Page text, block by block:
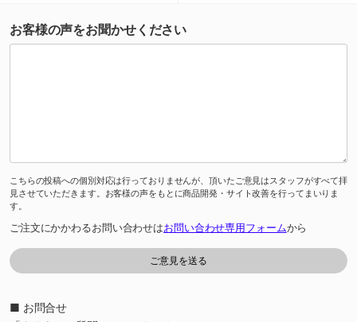
お客様の声をお聞かせください
こちらの投稿への個別対応は行っておりませんが、頂いたご意見はスタッフがすべて拝
見させていただきます。お客様の声をもとに商品開発・サイト改善を行ってまいりま
す。
ご注文にかかわるお問い合わせはお問い合わせ専用フォームから
■ お問合せ